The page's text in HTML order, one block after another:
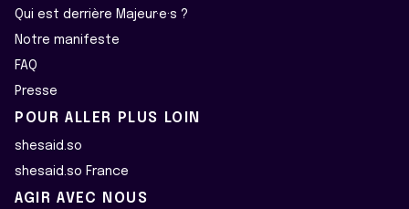
Qui est derrière Majeur·e·s ?
Notre manifeste
FAQ
Presse
POUR ALLER PLUS LOIN
shesaid.so
shesaid.so France
AGIR AVEC NOUS